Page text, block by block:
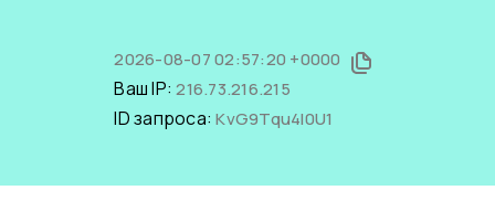
2026-08-07 02:57:20 +0000
Ваш IP:216.73.216.215
ID запроса:KvG9Tqu4I0U1